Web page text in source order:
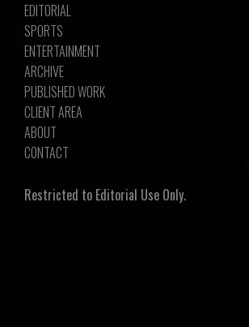
EDITORIAL
SPORTS
ENTERTAINMENT
ARCHIVE
PUBLISHED WORK
CLIENT AREA
ABOUT
CONTACT
Restricted to Editorial Use Only.